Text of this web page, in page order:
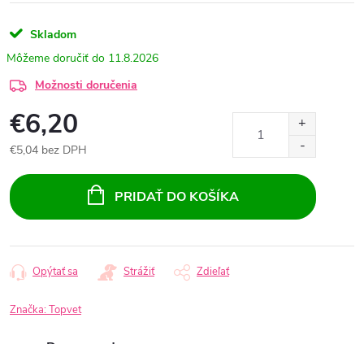
Skladom
11.8.2026
Možnosti doručenia
€6,20
€5,04 bez DPH
cena:
PRIDAŤ DO KOŠÍKA
Opýtať sa Strážiť Zdieľať
Značka:Topvet